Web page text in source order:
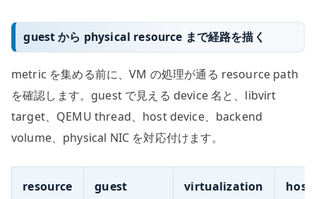
guest から physical resource まで経路を描く
metric を集める前に、VM の処理が通る resource path
を確認します。guest で見える device 名と、libvirt
target、QEMU thread、host device、backend
volume、physical NIC を対応付けます。
resource guest virtualization host